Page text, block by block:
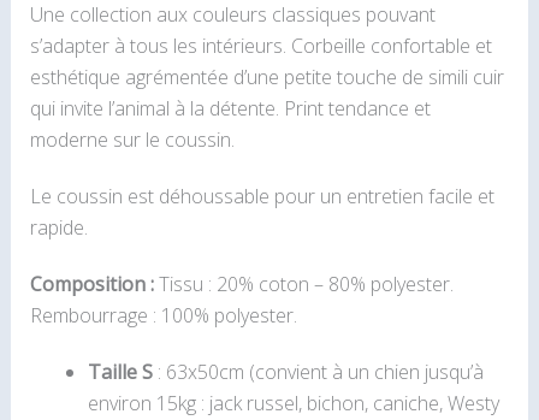
Une collection aux couleurs classiques pouvant
s’adapter à tous les intérieurs. Corbeille confortable et
esthétique agrémentée d’une petite touche de simili cuir
qui invite l’animal à la détente. Print tendance et
moderne sur le coussin.
Le coussin est déhoussable pour un entretien facile et
rapide.
Composition :Tissu : 20% coton – 80% polyester.
Rembourrage : 100% polyester.
Taille S : 63x50cm (convient à un chien jusqu’à
environ 15kg : jack russel, bichon, caniche, Westy